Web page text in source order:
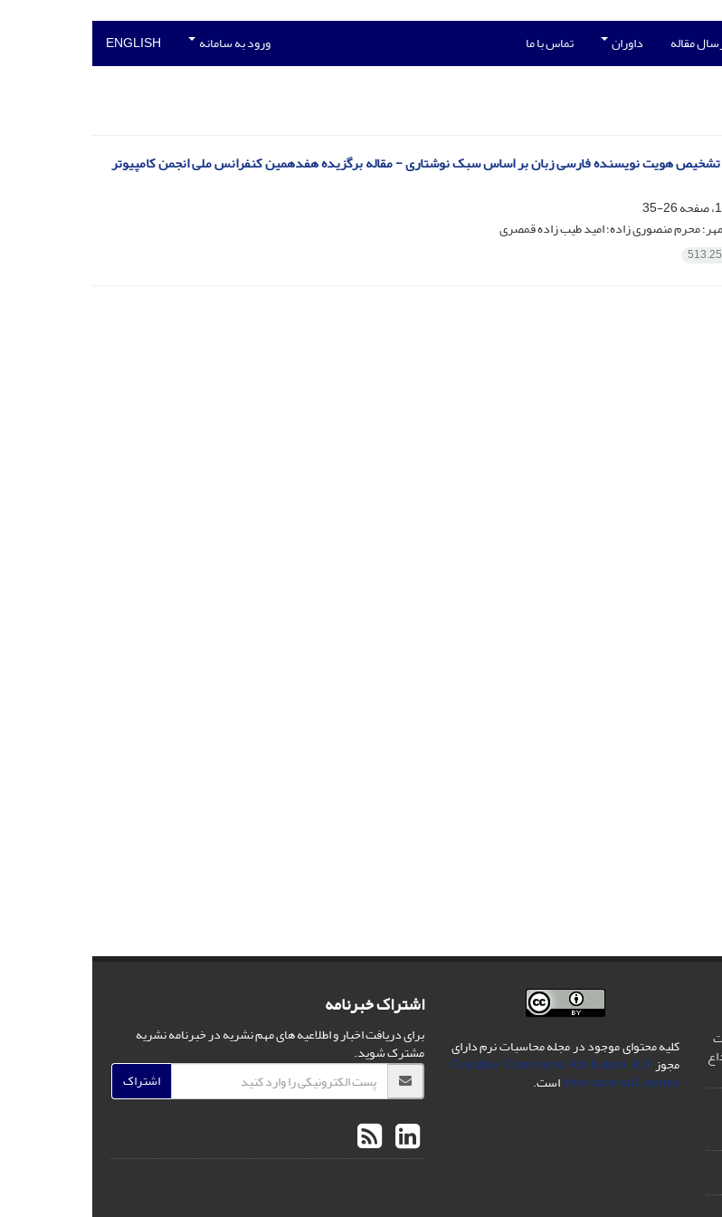
مقاله داوران تماس با ما ورود به سامانه ENGLISH
هویت نویسنده فارسی زبان بر اساس سبک نوشتاری - مقاله برگزیده هفدهمین کنفرانس ملی انجمن کامپیوتر
26-35
محرم منصوری زاده؛ امید طیب زاده قمصری
کلیه محتوای موجود در مجله محاسبات نرم دارای
مجوز Creative Commons Attribution 4.0
International Licenseاست.
اشتراک خبرنامه
برای دریافت اخبار و اطلاعیه های مهم نشریه در خبرنامه نشریه
مشترک شوید.
اشتراک